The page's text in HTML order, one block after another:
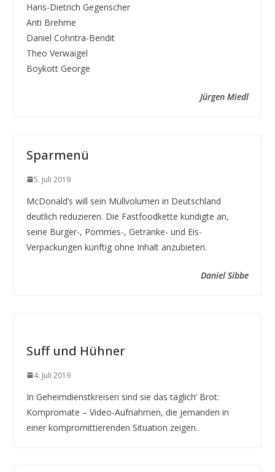
Hans-Dietrich Gegenscher
Anti Brehme
Daniel Cohntra-Bendit
Theo Verwaigel
Boykott George
Jürgen Miedl
Sparmenü
5. Juli 2019
McDonald’s will sein Müllvolumen in Deutschland
deutlich reduzieren. Die Fastfoodkette kündigte an,
seine Burger-, Pommes-, Getränke- und Eis-
Verpackungen künftig ohne Inhalt anzubieten.
Daniel Sibbe
Suff und Hühner
4. Juli 2019
In Geheimdienstkreisen sind sie das täglich’ Brot:
Kompromate – Video-Aufnahmen, die jemanden in
einer kompromittierenden Situation zeigen.